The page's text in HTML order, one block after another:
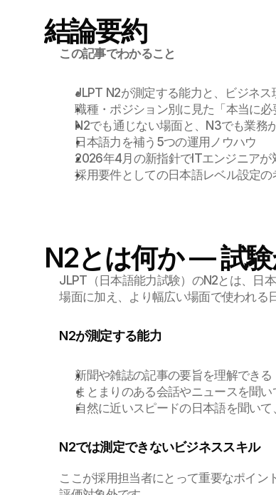
結論要約
この記事でわかること
JLPT N2が測定する能力と、ビジネ
職種・ポジション別に見た「本当に必
N2でも通じない場面と、N3でも業務
日本語力を補う5つの運用ノウハウ
2026年4月の新指針でITエンジニアが
採用要件としての日本語レベル設定の
N2とは何か — 試
JLPT（日本語能力試験）のN2とは、日
場面に加え、より幅広い場面で使われる
N2が測定する能力
新聞や雑誌の記事の要旨を理解できる
まとまりのある会話やニュースを聞
自然に近いスピードの日本語を聞い
N2では測定できないビジネススキル
ここが採用担当者にとって重要なポイ